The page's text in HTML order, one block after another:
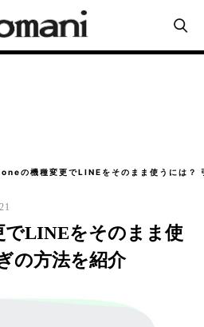
の機種変更でLINEをそのまま使うには？
でLINEをそのまま使
の方法を紹介